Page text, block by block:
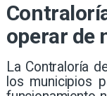
operar de
La Contraloría
los municipios